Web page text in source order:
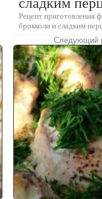
Рецепт приготовления
брокколи и сладким
Следующий